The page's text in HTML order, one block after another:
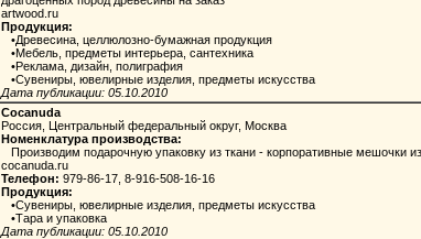
artwood.ru
Продукция:
•Древесина, целлюлозно-бумажная продукция
•Мебель, предметы интерьера, сантехника
•Реклама, дизайн, полиграфия
•Сувениры, ювелирные изделия, предметы искусства
Дата публикации: 05.10.2010
Cocanuda
Россия, Центральный федеральный округ, Москва
Номенклатура производства:
Производим подарочную упаковку из ткани - корпоративные мешочки
cocanuda.ru
Телефон: 979-86-17, 8-916-508-16-16
Продукция:
•Сувениры, ювелирные изделия, предметы искусства
•Тара и упаковка
Дата публикации: 05.10.2010